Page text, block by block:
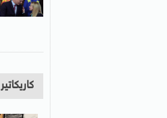
كاريكاتير